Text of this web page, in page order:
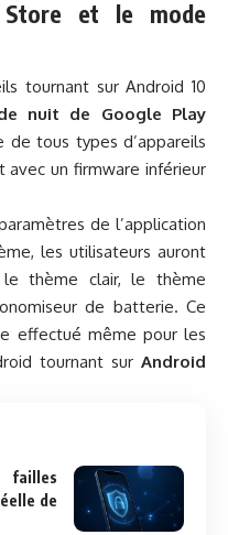
Store et le mode
tournant sur Android 10
nuit de Google Play
tous types d’appareils
avec un firmware inférieur
de l’application
les utilisateurs auront
thème clair, le thème
de batterie. Ce
effectué même pour les
tournant sur Android
failles
de